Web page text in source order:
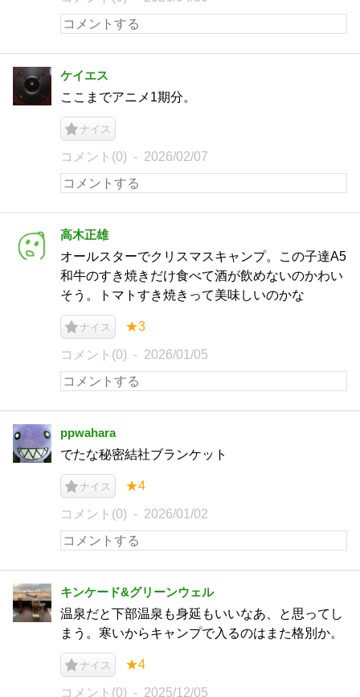
ケイエス
ここまでアニメ1期分。
ナイス
コメント(0) 2026/02/07
高木正雄
オールスターでクリスマスキャンプ。この子達A5
和牛のすき焼きだけ食べて酒が飲めないのかわい
そう。トマトすき焼きって美味しいのかな
ナイス ★3
コメント(0) 2026/01/05
ppwahara
でたな秘密結社ブランケット
ナイス ★4
コメント(0) 2026/01/02
キンケード&グリーンウェル
温泉だと下部温泉も身延もいいなあ、と思ってし
まう。寒いからキャンプで入るのはまた格別か。
ナイス ★4
コメント(0) 2025/12/05